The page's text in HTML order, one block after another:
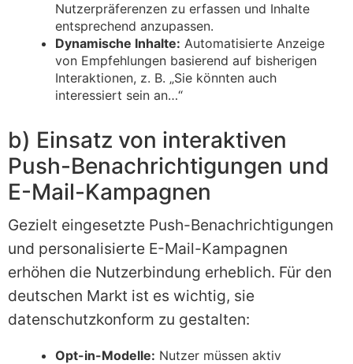
Nutzerpräferenzen zu erfassen und Inhalte
entsprechend anzupassen.
Dynamische Inhalte: Automatisierte Anzeige
von Empfehlungen basierend auf bisherigen
Interaktionen, z. B. „Sie könnten auch
interessiert sein an…“
b) Einsatz von interaktiven
Push-Benachrichtigungen und
E-Mail-Kampagnen
Gezielt eingesetzte Push-Benachrichtigungen
und personalisierte E-Mail-Kampagnen
erhöhen die Nutzerbindung erheblich. Für den
deutschen Markt ist es wichtig, sie
datenschutzkonform zu gestalten:
Opt-in-Modelle: Nutzer müssen aktiv